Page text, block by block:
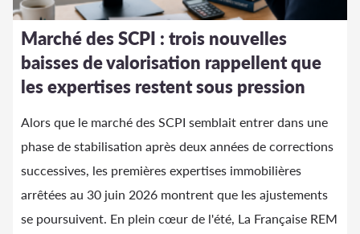
Marché des SCPI : trois nouvelles
baisses de valorisation rappellent que
les expertises restent sous pression
Alors que le marché des SCPI semblait entrer dans une
phase de stabilisation après deux années de corrections
successives, les premières expertises immobilières
arrêtées au 30 juin 2026 montrent que les ajustements
se poursuivent. En plein cœur de l'été, La Française REM